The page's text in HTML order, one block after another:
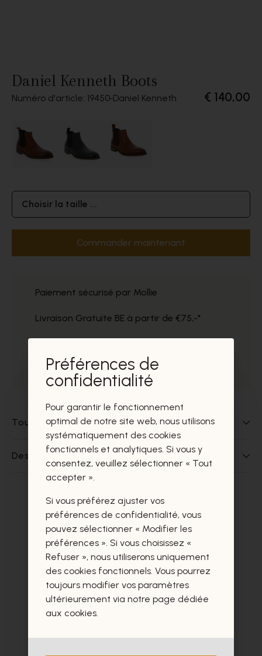
Daniel Kenneth Boots
Numéro d'article: 19450 Daniel Kenneth € 140,00
Choisir la taille ...
Commander maintenant
Paiement sécurisé par Mollie
Livraison Gratuite BE à partir de €75,-*
Prélèvement gratuit dans nos magasins
Tout sur ce produit
Des questions sur ce produit?
Ces produits vous intéresseront
certainement aussi.
Préférences de
confidentialité
Pour garantir le fonctionnement
optimal de notre site web, nous utilisons
systématiquement des cookies
fonctionnels et analytiques. Si vous y
consentez, veuillez sélectionner « Tout
accepter ».
Si vous préférez ajuster vos
préférences de confidentialité, vous
pouvez sélectionner « Modifier les
préférences ». Si vous choisissez «
Refuser », nous utiliserons uniquement
des cookies fonctionnels. Vous pourrez
toujours modifier vos paramètres
ultérieurement via notre page dédiée
aux cookies.